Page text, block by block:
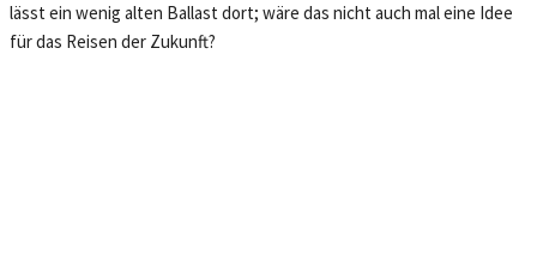
lässt ein wenig alten Ballast dort; wäre das nicht auch mal eine Idee
für das Reisen der Zukunft?